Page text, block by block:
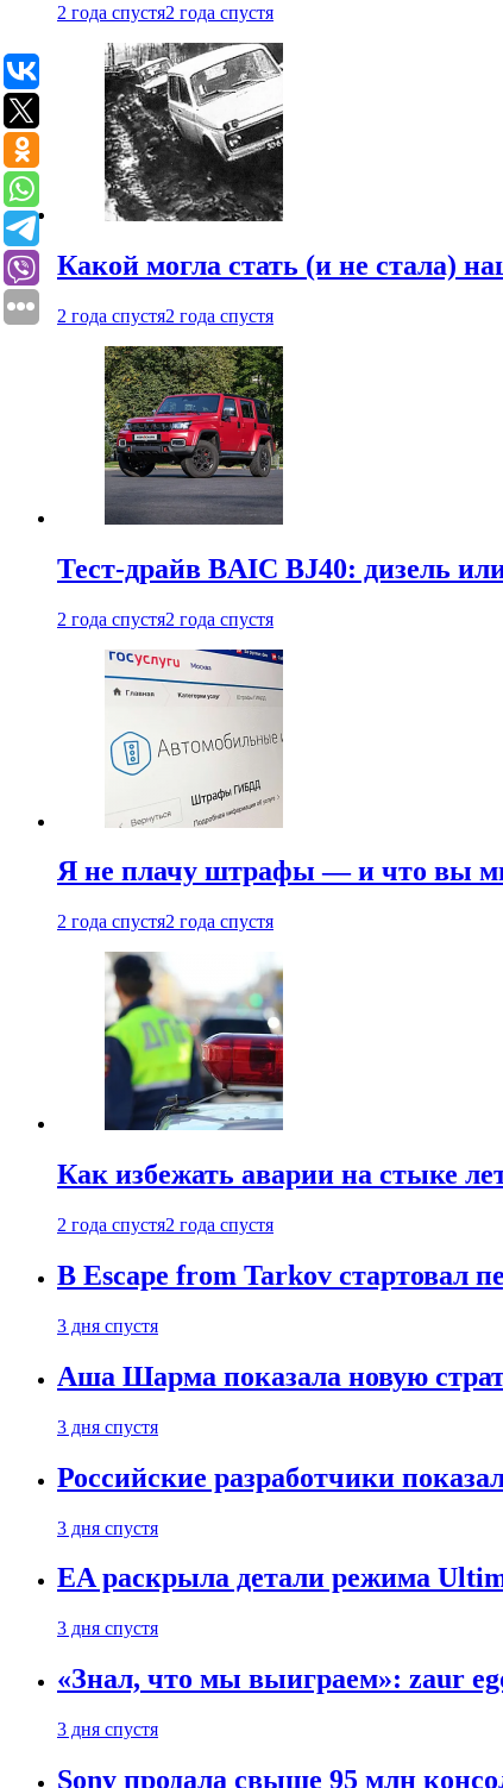
2 года спустя2 года спустя
Какой могла стать (и не стала)
2 года спустя2 года спустя
Тест-драйв BAIC BJ40: дизель
2 года спустя2 года спустя
Я не плачу штрафы — и что вы
2 года спустя2 года спустя
Как избежать аварии на стыке
2 года спустя2 года спустя
В Escape from Tarkov стартовал
3 дня спустя
Аша Шарма показала новую
3 дня спустя
Российские разработчики
3 дня спустя
EA раскрыла детали режима
3 дня спустя
«Знал, что мы выиграем»: zaur
3 дня спустя
Sony продала свыше 95 млн